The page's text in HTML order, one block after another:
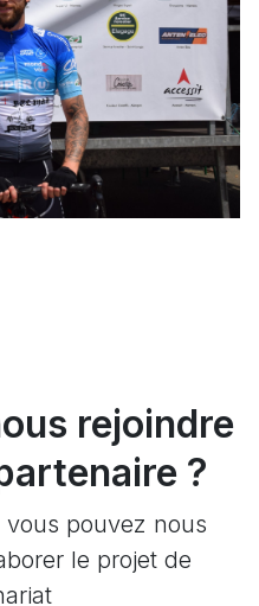
rejoindre
?
vous pouvez nous
le projet de